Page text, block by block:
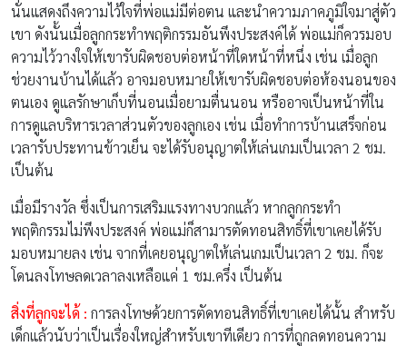
นั่นแสดงถึงความไว้ใจที่พ่อแม่มีต่อตน และนำความภาคภูมิใจมาสู่ตัว
เขา ดังนั้นเมื่อลูกกระทำพฤติกรรมอันพึงประสงค์ได้ พ่อแม่ก็ควรมอบ
ความไว้วางใจให้เขารับผิดชอบต่อหน้าที่ใดหน้าที่หนึ่ง เช่น เมื่อลูก
ช่วยงานบ้านได้แล้ว อาจมอบหมายให้เขารับผิดชอบต่อห้องนอนของ
ตนเอง ดูแลรักษาเก็บที่นอนเมื่อยามตื่นนอน หรืออาจเป็นหน้าที่ใน
การดูแลบริหารเวลาส่วนตัวของลูกเอง เช่น เมื่อทำการบ้านเสร็จก่อน
เวลารับประทานข้าวเย็น จะได้รับอนุญาตให้เล่นเกมเป็นเวลา 2 ชม.
เป็นต้น
เมื่อมีรางวัล ซึ่งเป็นการเสริมแรงทางบวกแล้ว หากลูกกระทำ
พฤติกรรมไม่พึงประสงค์ พ่อแม่ก็สามารตัดทอนสิทธิ์ที่เขาเคยได้รับ
มอบหมายลง เช่น จากที่เคยอนุญาตให้เล่นเกมเป็นเวลา 2 ชม. ก็จะ
โดนลงโทษลดเวลาลงเหลือแค่ 1 ชม.ครึ่ง เป็นต้น
สิ่งที่ลูกจะได้ : การลงโทษด้วยการตัดทอนสิทธิ์ที่เขาเคยได้นั้น สำหรับ
เด็กแล้วนับว่าเป็นเรื่องใหญ่สำหรับเขาทีเดียว การที่ถูกลดทอนความ